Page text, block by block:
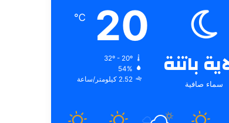
باتنة
سماء صافية
20
℃
32º - 20º
54%
2.52 كيلومتر/ساعة